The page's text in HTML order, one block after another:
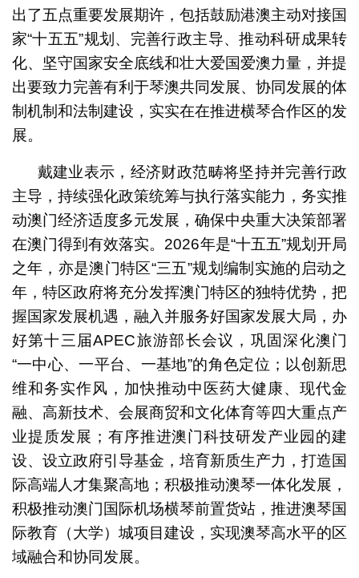
出了五点重要发展期许，包括鼓励港澳主动对接国
家“十五五”规划、完善行政主导、推动科研成果转
化、坚守国家安全底线和壮大爱国爱澳力量，并提
出要致力完善有利于琴澳共同发展、协同发展的体
制机制和法制建设，实实在在推进横琴合作区的发
展。
戴建业表示，经济财政范畴将坚持并完善行政
主导，持续强化政策统筹与执行落实能力，务实推
动澳门经济适度多元发展，确保中央重大决策部署
在澳门得到有效落实。2026年是“十五五”规划开局
之年，亦是澳门特区“三五”规划编制实施的启动之
年，特区政府将充分发挥澳门特区的独特优势，把
握国家发展机遇，融入并服务好国家发展大局，办
好第十三届APEC旅游部长会议，巩固深化澳门
“一中心、一平台、一基地”的角色定位；以创新思
维和务实作风，加快推动中医药大健康、现代金
融、高新技术、会展商贸和文化体育等四大重点产
业提质发展；有序推进澳门科技研发产业园的建
设、设立政府引导基金，培育新质生产力，打造国
际高端人才集聚高地；积极推动澳琴一体化发展，
积极推动澳门国际机场横琴前置货站，推进澳琴国
际教育（大学）城项目建设，实现澳琴高水平的区
域融合和协同发展。